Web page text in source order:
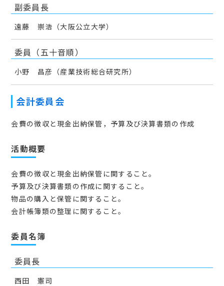
副委員長
遠藤 崇浩（大阪公立大学）
委員（五十音順）
小野 昌彦（産業技術総合研究所）
会計委員会
会費の徴収と現金出納保管，予算及び決算書類の作成
活動概要
会費の徴収と現金出納保管に関すること。
予算及び決算書類の作成に関すること。
物品の購入と保管に関すること。
会計帳簿類の整理に関すること。
委員名簿
委員長
西田 憲司